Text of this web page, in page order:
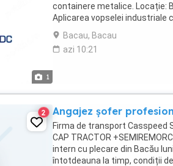
1
containere metalice. Locație:
Aplicarea vopselei
Respectarea etapelor de
Bacau, Bacau
azi 10:21
2 Angajez șofer
Firma de transport
CAP TRACTOR
intern cu plecare din Bacău
întotdeauna la timp, condiții